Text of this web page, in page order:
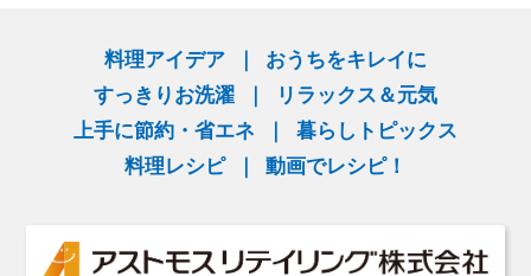
料理アイデア
おうちをキレイに
すっきりお洗濯
リラックス＆元気
上手に節約・省エネ
暮らしトピックス
料理レシピ
動画でレシピ！